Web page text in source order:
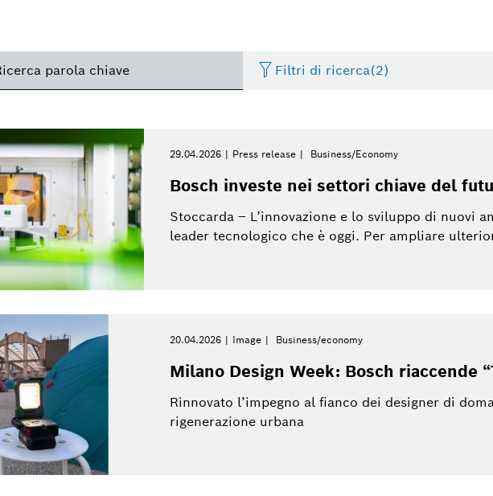
Filtri di ricerca(2)
Thermotechnology History
Internet of Things Commercial vehicles
Smart Home Electrified mobility
Connected mobility
Research Industry 4.0
Building Technologies
Automotive Aftermarket
Bosch Home Comfort Group
Building Technologies
Service Solutions
Periodo di tempo
Seleziona
Seleziona
Trimestre corrente
Anno corrente
Da
Press release
Presentations Video
Event Factsheet
29.04.2026 Press release Business/Economy
Bosch investe nei settori chiave del
Stoccarda – L’innovazione e lo sviluppo di nuovi
leader tecnologico che è oggi. Per ampliare
20.04.2026 Image Business/economy
Milano Design Week: Bosch riaccende
Rinnovato l’impegno al fianco dei designer di
rigenerazione urbana